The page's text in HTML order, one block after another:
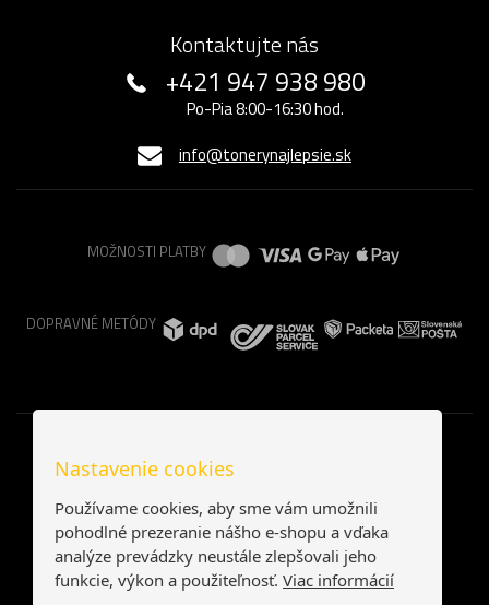
Kontaktujte nás
+421 947 938 980
Po-Pia 8:00-16:30 hod.
info@tonerynajlepsie.sk
MOŽNOSTI PLATBY
DOPRAVNÉ METÓDY
Nastavenie cookies
Používame cookies, aby sme vám umožnili
pohodlné prezeranie nášho e-shopu a vďaka
analýze prevádzky neustále zlepšovali jeho
funkcie, výkon a použiteľnosť. Viac informácií